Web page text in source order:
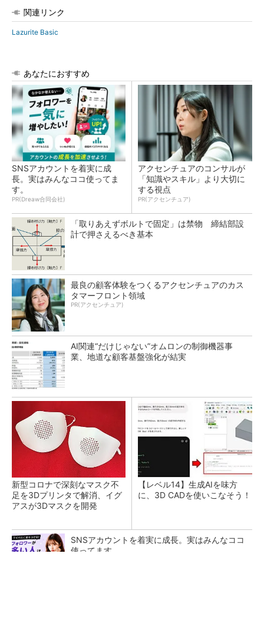
関連リンク
Lazurite Basic
あなたにおすすめ
SNSアカウントを着実に成
長。実はみんなココ使ってま
す。
PR(Dreaw合同会社)
アクセンチュアのコンサルが
「知識やスキル」より大切に
する視点
PR(アクセンチュア)
「取りあえずボルトで固定」は禁物 締結部設
計で押さえるべき基本
最良の顧客体験をつくるアクセンチュアのカス
タマーフロント領域
PR(アクセンチュア)
AI関連“だけじゃない”オムロンの制御機器事
業、地道な顧客基盤強化が結実
新型コロナで深刻なマスク不
足を3Dプリンタで解消、イグ
アスが3Dマスクを開発
【レベル14】生成AIを味方
に、3D CADを使いこなそう！
SNSアカウントを着実に成長。実はみんなココ
使ってます。